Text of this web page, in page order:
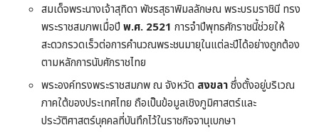
สมเด็จพระนางเจ้าสุทิดา พัชรสุธาพิมลลักษณ พระบรมราชินี ทรง
พระราชสมภพเมื่อปี พ.ศ. 2521 การจำปีพุทธศักราชนี้ช่วยให้
สะดวกรวดเร็วต่อการคำนวณพระชนมายุในแต่ละปีได้อย่างถูกต้อง
ตามหลักการนับศักราชไทย
พระองค์ทรงพระราชสมภพ ณ จังหวัด สงขลาซึ่งตั้งอยู่บริเวณ
ภาคใต้ของประเทศไทย ถือเป็นข้อมูลเชิงภูมิศาสตร์และ
ประวัติศาสตร์บุคคลที่บันทึกไว้ในราชกิจจานุเบกษา